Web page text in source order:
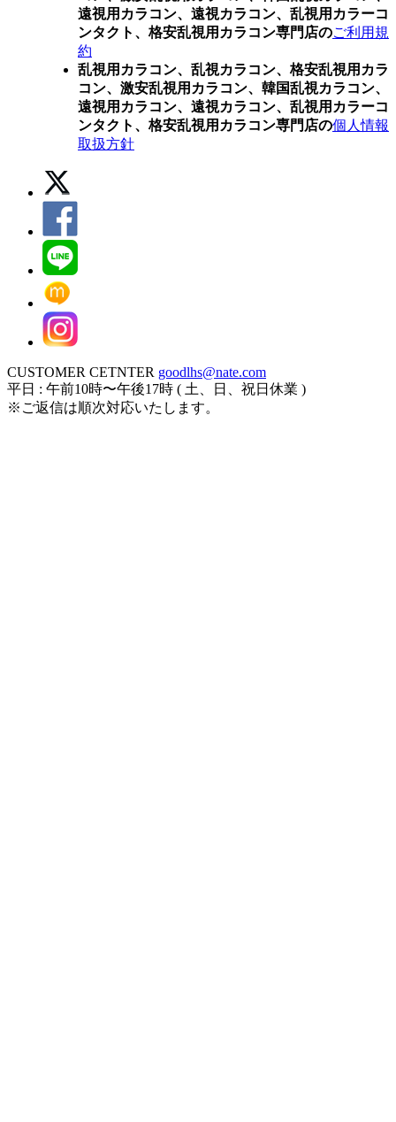
遠視用カラコン、遠視カラコン、乱視用カラーコ
ンタクト、格安乱視用カラコン専門店のご利用規
約
乱視用カラコン、乱視カラコン、格安乱視用カラ
コン、激安乱視用カラコン、韓国乱視カラコン、
遠視用カラコン、遠視カラコン、乱視用カラーコ
ンタクト、格安乱視用カラコン専門店の個人情報
取扱方針
CUSTOMER CETNTER goodlhs@nate.com
平日 : 午前10時〜午後17時 ( 土、日、祝日休業 )
※ご返信は順次対応いたします。